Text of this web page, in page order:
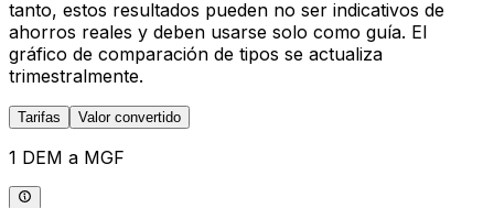
tanto, estos resultados pueden no ser indicativos de
ahorros reales y deben usarse solo como guía. El
gráfico de comparación de tipos se actualiza
trimestralmente.
Tarifas Valor convertido
1 DEM a MGF